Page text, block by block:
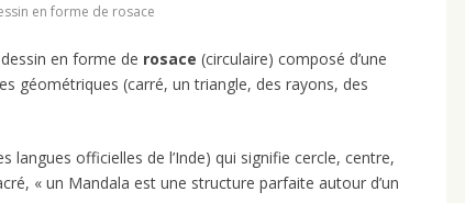
en forme de rosace
en forme de rosace (circulaire) composé d’une
géométriques (carré, un triangle, des rayons, des
langues officielles de l’Inde) qui signifie cercle, centre,
« un Mandala est une structure parfaite autour d’un